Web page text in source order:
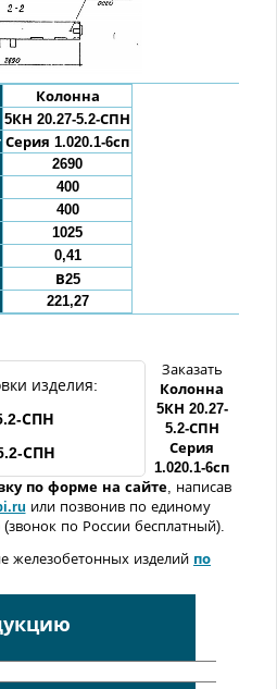
Колонна
5КН 20.27-5.2-СПН
Серия 1.020.1-6сп
2690
400
400
1025
0,41
В25
221,27
изделия:
СПН
СПН
Заказать
Колонна
5КН 20.27-
5.2-СПН
Серия
1.020.1-6сп
по форме на сайте, написав
или позвонив по единому
(звонок по России бесплатный).
железобетонных изделий по